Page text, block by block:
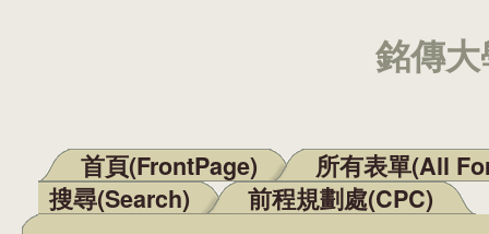
銘傳
Main menu
首頁(FrontPage)
所有表單(All
搜尋(Search)
前程規劃處(CPC)